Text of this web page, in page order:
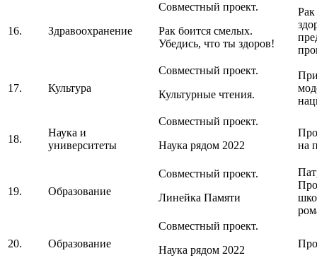
16. Здравоохранение
Совместный проект.
Рак боится смелых.
Убедись, что ты здоров!
17. Культура
Совместный проект.
Культурные чтения.
18.
Наука и
университеты
Совместный проект.
Наука рядом 2022
на
19. Образование
Совместный проект.
Линейка Памяти
20. Образование
Совместный проект.
Наука рядом 2022